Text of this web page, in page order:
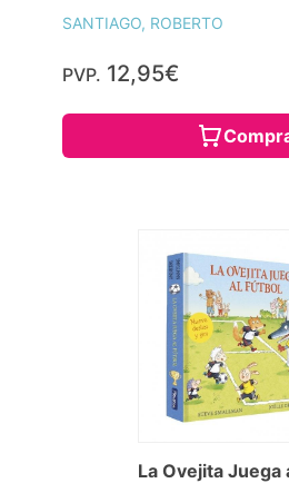
SANTIAGO, ROBERTO
PVP. 12,95€
La Ovejita Juega